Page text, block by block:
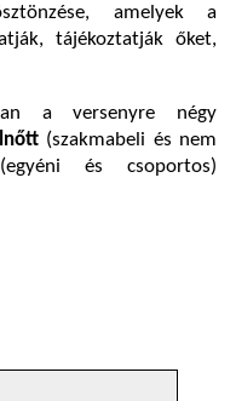
amelyek a
tájékoztatják őket,
a versenyre négy
(szakmabeli és nem
(egyéni és csoportos)